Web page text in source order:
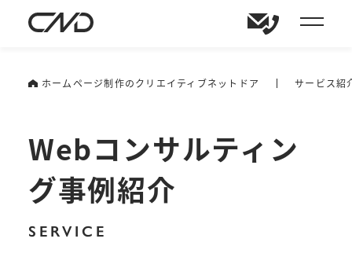
ホームページ制作のクリエイティブネットドア サービス紹
Webコンサルティン
グ事例紹介
SERVICE